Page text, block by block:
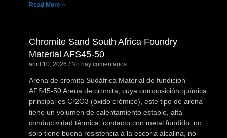
Read More »
Chromite Sand South Africa Foundry
Material AFS45-50
abril 10, 2026 No hay comentarios
Arena de cromita Sudáfrica Material de fundición
AFS45-50 Arena de cromita, cuya composición química
principal es Cr2O3 (óxido crómico), este tipo de arena
tiene un volumen de calentamiento estable, alta
conductividad térmica, contacto con metal fundido, no
solo tiene buena resistencia a la escoria alcalina, no